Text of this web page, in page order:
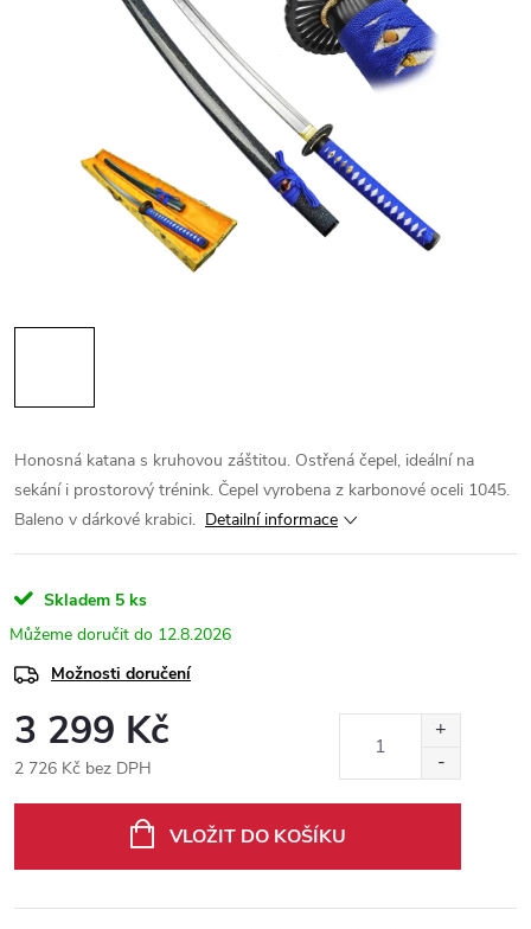
Honosná katana s kruhovou záštitou. Ostřená čepel, ideální na
sekání i prostorový trénink. Čepel vyrobena z karbonové oceli 1045.
Baleno v dárkové krabici. Detailní informace
Skladem 5 ks
12.8.2026
Možnosti doručení
3 299 Kč
2 726 Kč bez DPH
VLOŽIT DO KOŠÍKU